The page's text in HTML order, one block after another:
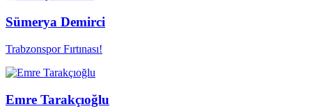
Sümerya Demirci
Trabzonspor Fırtınası!
Emre Tarakçıoğlu